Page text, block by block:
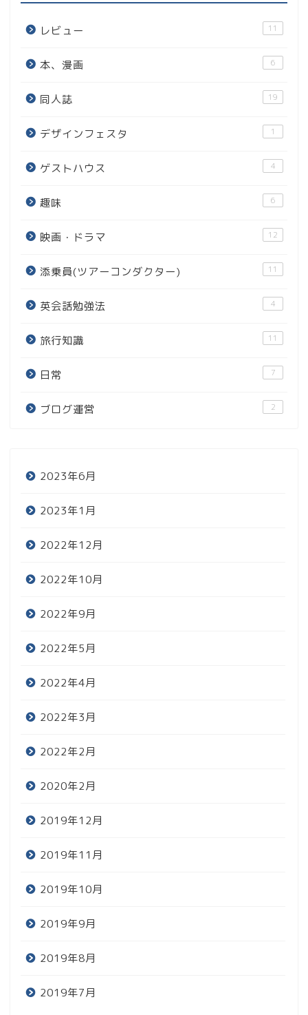
レビュー 11
本、漫画 6
同人誌 19
デザインフェスタ 1
ゲストハウス 4
趣味 6
映画・ドラマ 12
添乗員(ツアーコンダクター) 11
英会話勉強法 4
旅行知識 11
日常 7
ブログ運営 2
2023年6月
2023年1月
2022年12月
2022年10月
2022年9月
2022年5月
2022年4月
2022年3月
2022年2月
2020年2月
2019年12月
2019年11月
2019年10月
2019年9月
2019年8月
2019年7月